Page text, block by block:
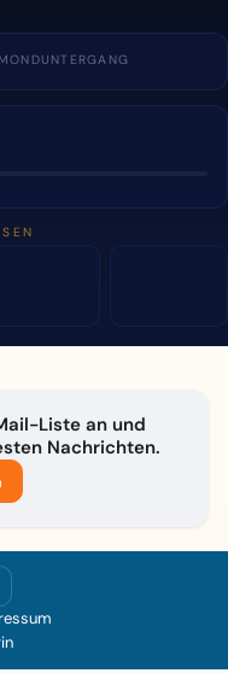
MONDUNTERGANG
Liste an und
Nachrichten.